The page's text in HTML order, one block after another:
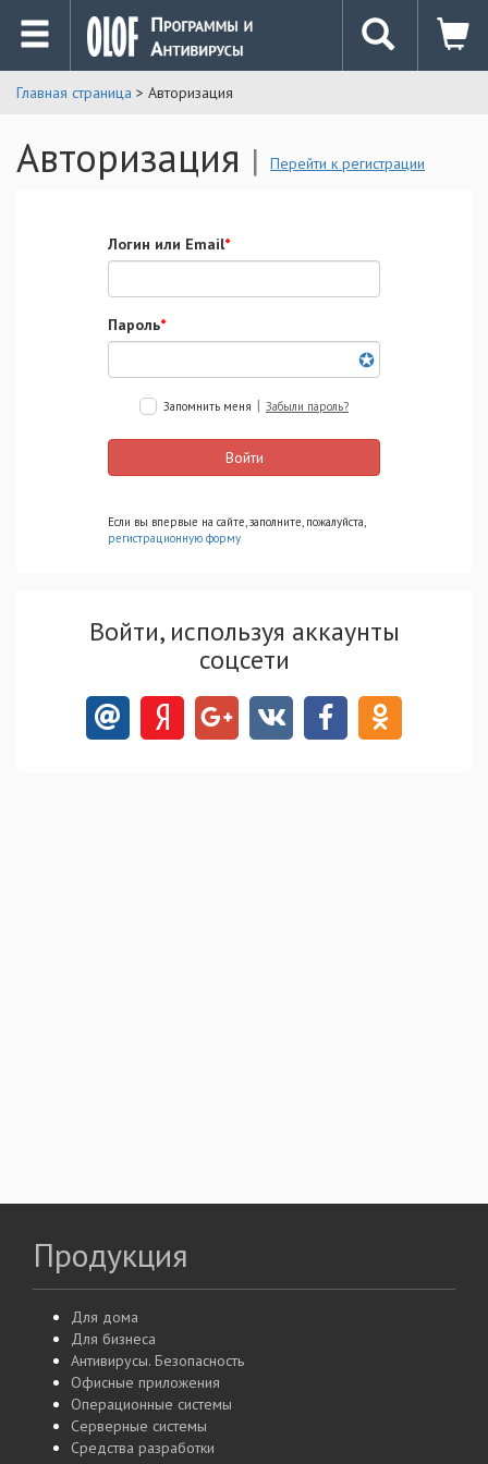
Главная страница > Авторизация
Авторизация | Перейти к регистрации
Логин или Email*
Пароль*
✪
Запомнить меня | Забыли пароль?
Если вы впервые на сайте, заполните, пожалуйста,
регистрационную форму
Войти, используя аккаунты
соцсети
Продукция
Для дома
Для бизнеса
Антивирусы. Безопасность
Офисные приложения
Операционные системы
Серверные системы
Средства разработки